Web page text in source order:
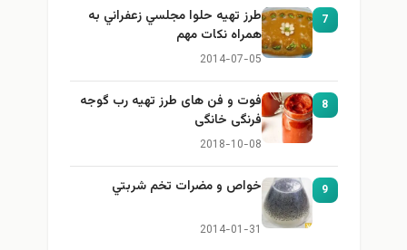
7
طرز تهيه حلوا مجلسي زعفراني به
همراه نكات مهم
2014-07-05
8
فوت و فن های طرز تهیه رب گوجه
فرنگی خانگی
2018-10-08
9 خواص و مضرات تخم شربتي
2014-01-31